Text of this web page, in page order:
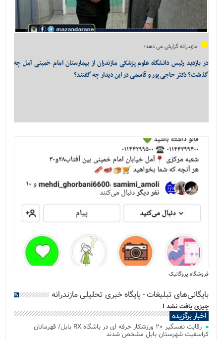
مازندرانه گزارش می دهد؛
در بازدید رئیس دانشگاه علوم پزشکی مازندران از بیمارستان امام خمینی آمل چه
گذشت؟ دکتر حاجی پور و قاسمی در این دیدار چه گفتند؟
فروشگاه پروگانیک
بایگانی‌های تبلیغات - پایگاه خبری تحلیلی مازندرانه
چیزی یافت نشد !
اخبار برگزیده
رقابت نفسگیر ۲۰ ورزشکار حرفه ای در باشگاه RX بابل/ قهرمانان
کراسفیت شهرستان بابل مشخص شدند